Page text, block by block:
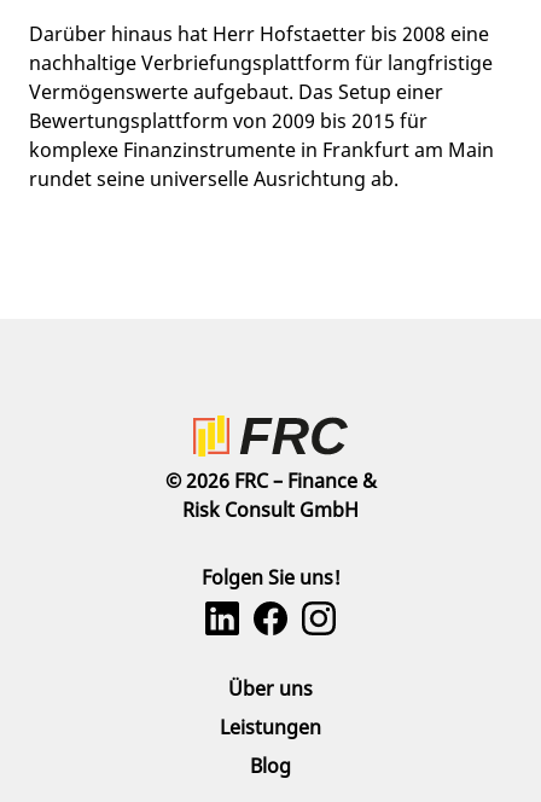
Darüber hinaus hat Herr Hofstaetter bis 2008 eine
nachhaltige Verbriefungsplattform für langfristige
Vermögenswerte aufgebaut. Das Setup einer
Bewertungsplattform von 2009 bis 2015 für
komplexe Finanzinstrumente in Frankfurt am Main
rundet seine universelle Ausrichtung ab.
© 2026 FRC – Finance &
Risk Consult GmbH
Folgen Sie uns!
Über uns
Leistungen
Blog